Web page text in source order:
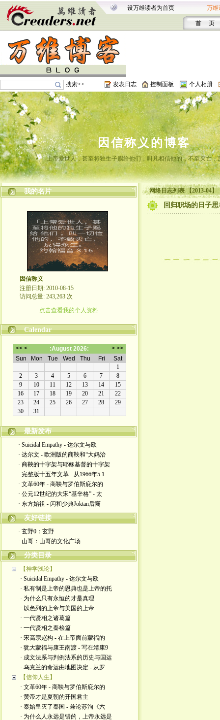
设万维读者为首页 万维
首 页
搜索>> 发表日志 控制面板 个人相册
因信称义的博客
上帝爱世人，甚至将独生子赐给他们，叫凡相信他的，不至灭亡，
我的名片
因信称义
注册日期: 2010-08-15
访问总量: 243,263 次
点击查看我的个人资料
Calendar
最新发布
· Suicidal Empathy - 达尔文与欧
· 达尔文 - 欧洲版的商鞅和“大妈治
· 商鞅的十字架与耶稣基督的十字架
· 完整版十五年文革 - 从1966年5.1
· 文革60年 - 商鞅与罗伯斯庇尔的
· 公元12世纪的大宋“基辛格” - 太
· 东方始祖 - 闪和少典Joktan后裔
友好链接
· 玄野0：玄野
· 山哥：山哥的文化广场
分类目录
【神学浅论】
· Suicidal Empathy - 达尔文与欧
· 私有制是上帝的恩典也是上帝的托
· 为什么只有永恒的才是真理
· 以色列的上帝与美国的上帝
· 一代贤相之诸葛篇
· 一代贤相之秦桧篇
· 宋高宗赵构 - 在上帝面前蒙福的
· 犹大蒙福与康王南渡 - 写在靖康9
· 成文法系与判例法系的历史与国运
· 乌克兰的命运由地图决定 - 从罗
【信仰人生】
· 文革60年 - 商鞅与罗伯斯庇尔的
· 黄帝才是夏朝的开国君主
· 秦始皇灭了秦国 - 兼论苏洵《六
· 为什么人永远是错的，上帝永远是
网络日志列表 【2013-04】
回归职场的日子